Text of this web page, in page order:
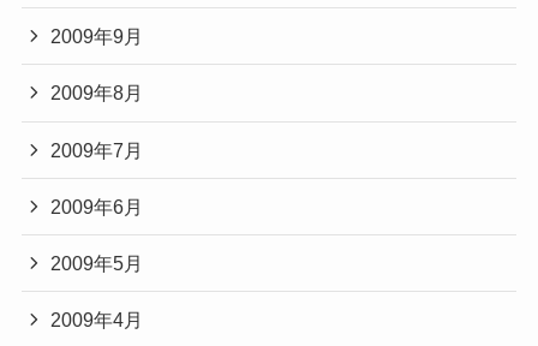
2009年9月
2009年8月
2009年7月
2009年6月
2009年5月
2009年4月